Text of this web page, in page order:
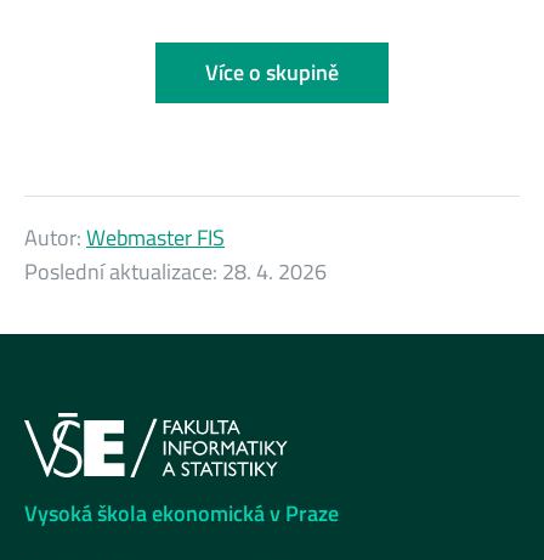
Více o skupině
Autor:Webmaster FIS
Poslední aktualizace: 28. 4. 2026
Vysoká škola ekonomická v Praze